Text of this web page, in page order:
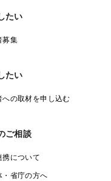
たい
募集
たい
への取材を申し込む
ご相談
携について
・省庁の方へ